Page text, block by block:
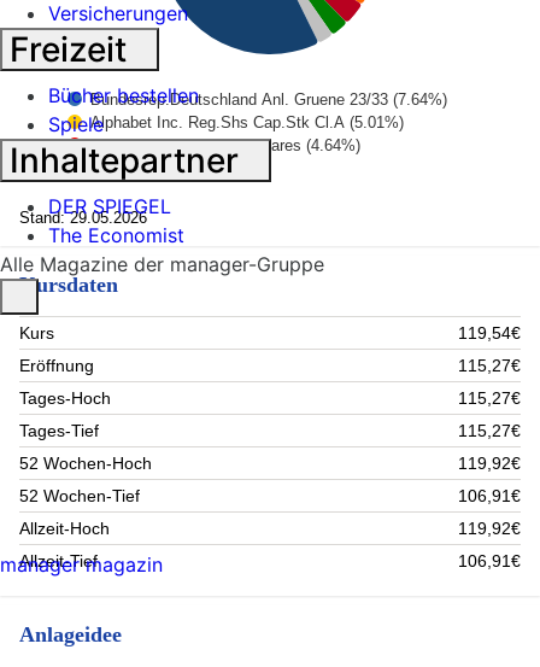
Bundesrep.Deutschland Anl. Gruene 23/33 (7.64%)
Alphabet Inc. Reg.Shs Cap.Stk Cl.A (5.01%)
Amazon.com Inc. Reg.Shares (4.64%)
NVIDIA Corp. Reg.Shares (4.63%)
Invesco Physical Markets PLC (4.16%)
Apple Inc. Reg.Shares (3.77%)
Broadcom Inc. Reg.Shares (3.44%)
Meta Platforms Inc. Reg.Shares Cl.A (2.69%)
1/5
Stand: 29.05.2026
Kursdaten
Kurs
119,54€
Eröffnung
115,27€
Tages-Hoch
115,27€
Tages-Tief
115,27€
52 Wochen-Hoch
119,92€
52 Wochen-Tief
106,91€
Allzeit-Hoch
119,92€
Allzeit-Tief
106,91€
Anlageidee
Versicherungen
Freizeit
Bücher bestellen
Spiele
Inhaltepartner
DER SPIEGEL
The Economist
Alle Magazine der manager-Gruppe
manager magazin